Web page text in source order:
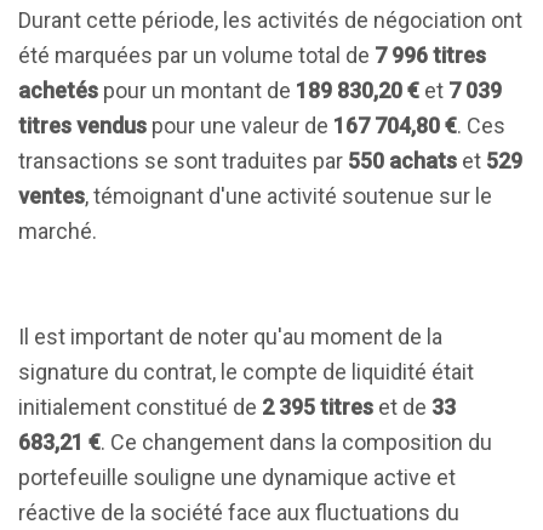
Durant cette période, les activités de négociation ont
été marquées par un volume total de 7 996 titres
achetés pour un montant de 189 830,20 € et 7 039
titres vendus pour une valeur de 167 704,80 €. Ces
transactions se sont traduites par 550 achats et 529
ventes, témoignant d'une activité soutenue sur le
marché.
Il est important de noter qu'au moment de la
signature du contrat, le compte de liquidité était
initialement constitué de 2 395 titres et de 33
683,21 €. Ce changement dans la composition du
portefeuille souligne une dynamique active et
réactive de la société face aux fluctuations du